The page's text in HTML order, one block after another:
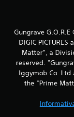
Gungrave G.O.R.E
DIGIC
Matter”, a
reserved.
Iggymob Co. Ltd
the “Prime